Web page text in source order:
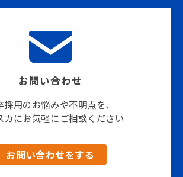
お問い合わせ
採用のお悩みや不明点を、
カにお気軽にご相談ください
お問い合わせをする